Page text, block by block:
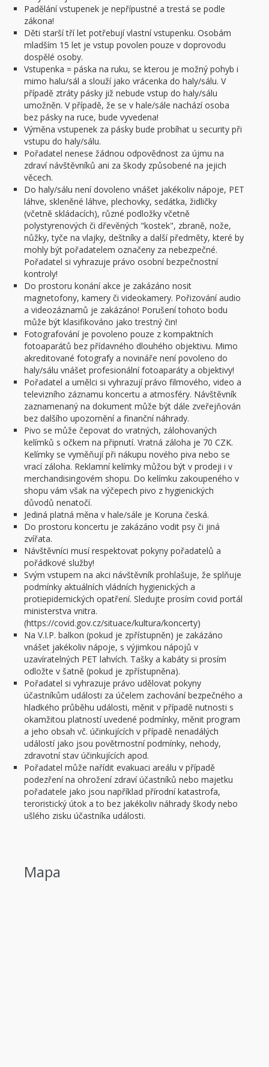
Padělání vstupenek je nepřípustné a trestá se podle
zákona!
Děti starší tří let potřebují vlastní vstupenku. Osobám
mladším 15 let je vstup povolen pouze v doprovodu
dospělé osoby.
Vstupenka = páska na ruku, se kterou je možný pohyb i
mimo halu/sál a slouží jako vrácenka do haly/sálu. V
případě ztráty pásky již nebude vstup do haly/sálu
umožněn. V případě, že se v hale/sále nachází osoba
bez pásky na ruce, bude vyvedena!
Výměna vstupenek za pásky bude probíhat u security při
vstupu do haly/sálu.
Pořadatel nenese žádnou odpovědnost za újmu na
zdraví návštěvníků ani za škody způsobené na jejich
věcech.
Do haly/sálu není dovoleno vnášet jakékoliv nápoje, PET
láhve, skleněné láhve, plechovky, sedátka, židličky
(včetně skládacích), různé podložky včetně
polystyrenových či dřevěných "kostek", zbraně, nože,
nůžky, tyče na vlajky, deštníky a další předměty, které by
mohly být pořadatelem označeny za nebezpečné.
Pořadatel si vyhrazuje právo osobní bezpečnostní
kontroly!
Do prostoru konání akce je zakázáno nosit
magnetofony, kamery či videokamery. Pořizování audio
a videozáznamů je zakázáno! Porušení tohoto bodu
může být klasifikováno jako trestný čin!
Fotografování je povoleno pouze z kompaktních
fotoaparátů bez přídavného dlouhého objektivu. Mimo
akreditované fotografy a novináře není povoleno do
haly/sálu vnášet profesionální fotoaparáty a objektivy!
Pořadatel a umělci si vyhrazují právo filmového, video a
televizního záznamu koncertu a atmosféry. Návštěvník
zaznamenaný na dokument může být dále zveřejňován
bez dalšího upozornění a finanční náhrady.
Pivo se může čepovat do vratných, zálohovaných
kelímků s očkem na připnutí. Vratná záloha je 70 CZK.
Kelímky se vyměňují při nákupu nového piva nebo se
vrací záloha. Reklamní kelímky můžou být v prodeji i v
merchandisingovém shopu. Do kelímku zakoupeného v
shopu vám však na výčepech pivo z hygienických
důvodů nenatočí.
Jediná platná měna v hale/sále je Koruna česká.
Do prostoru koncertu je zakázáno vodit psy či jiná
zvířata.
Návštěvníci musí respektovat pokyny pořadatelů a
pořádkové služby!
Svým vstupem na akci návštěvník prohlašuje, že splňuje
podmínky aktuálních vládních hygienických a
protiepidemických opatření. Sledujte prosím covid portál
ministerstva vnitra.
(https://covid.gov.cz/situace/kultura/koncerty)
Na V.I.P. balkon (pokud je zpřístupněn) je zakázáno
vnášet jakékoliv nápoje, s výjimkou nápojů v
uzavíratelných PET lahvích. Tašky a kabáty si prosím
odložte v šatně (pokud je zpřístupněna).
Pořadatel si vyhrazuje právo udělovat pokyny
účastníkům události za účelem zachování bezpečného a
hladkého průběhu události, měnit v případě nutnosti s
okamžitou platností uvedené podmínky, měnit program
a jeho obsah vč. účinkujících v případě nenadálých
událostí jako jsou povětrnostní podmínky, nehody,
zdravotní stav účinkujících apod.
Pořadatel může nařídit evakuaci areálu v případě
podezření na ohrožení zdraví účastníků nebo majetku
pořadatele jako jsou například přírodní katastrofa,
teroristický útok a to bez jakékoliv náhrady škody nebo
ušlého zisku účastníka události.
Mapa